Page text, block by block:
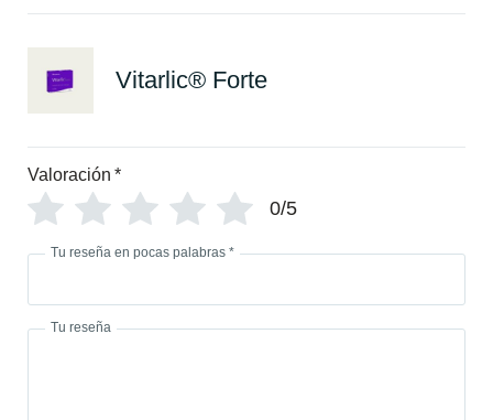
Vitarlic® Forte
Valoración *
0/5
Tu reseña en pocas palabras *
Tu reseña